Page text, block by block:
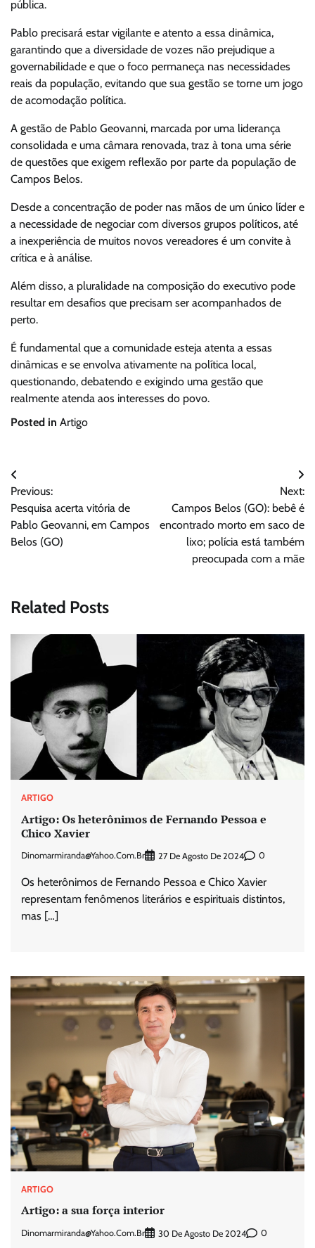
pública.
Pablo precisará estar vigilante e atento a essa dinâmica,
garantindo que a diversidade de vozes não prejudique a
governabilidade e que o foco permaneça nas necessidades
reais da população, evitando que sua gestão se torne um jogo
de acomodação política.
A gestão de Pablo Geovanni, marcada por uma liderança
consolidada e uma câmara renovada, traz à tona uma série
de questões que exigem reflexão por parte da população de
Campos Belos.
Desde a concentração de poder nas mãos de um único líder e
a necessidade de negociar com diversos grupos políticos, até
a inexperiência de muitos novos vereadores é um convite à
crítica e à análise.
Além disso, a pluralidade na composição do executivo pode
resultar em desafios que precisam ser acompanhados de
perto.
É fundamental que a comunidade esteja atenta a essas
dinâmicas e se envolva ativamente na política local,
questionando, debatendo e exigindo uma gestão que
realmente atenda aos interesses do povo.
Posted in Artigo
Navegação
de
Post
Previous:
Pesquisa acerta vitória de
Pablo Geovanni, em Campos
Belos (GO)
Next:
Campos Belos (GO): bebê é
encontrado morto em saco de
lixo; polícia está também
preocupada com a mãe
Related Posts
ARTIGO
Artigo: Os heterônimos de Fernando Pessoa e
Chico Xavier
Dinomarmiranda@yahoo.com.br 27 De Agosto De 2024 0
Os heterônimos de Fernando Pessoa e Chico Xavier
representam fenômenos literários e espirituais distintos,
mas […]
ARTIGO
Artigo: a sua força interior
Dinomarmiranda@yahoo.com.br 30 De Agosto De 2024 0